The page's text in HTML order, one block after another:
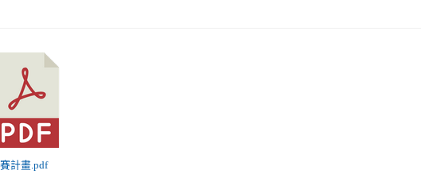
計畫.pdf